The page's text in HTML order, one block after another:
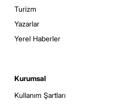
Turizm
Yazarlar
Yerel Haberler
Kurumsal
Kullanım Şartları